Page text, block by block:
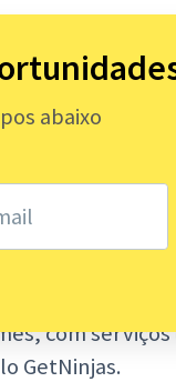
abaixo
do GetNinjas
com
GetNinjas.